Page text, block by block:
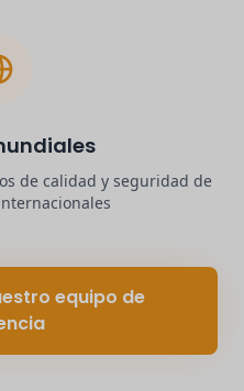
de calidad y seguridad de
equipo de